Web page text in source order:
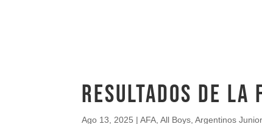
RESULTADOS DE
Ago 13, 2025 |AFA ,All Boys ,Argentinos